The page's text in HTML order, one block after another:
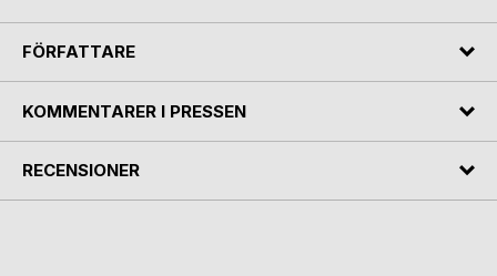
FÖRFATTARE
KOMMENTARER I PRESSEN
RECENSIONER